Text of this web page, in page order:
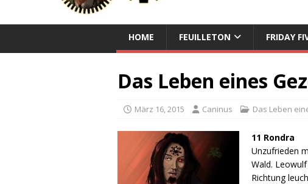
NEUE ABENTEUER
HOME FEUILLETON FRIDAY
Das Leben eines
März 16, 2015 Caninus Das Leben
11 Rondra
Unzufrieden
Wald.
Richtung